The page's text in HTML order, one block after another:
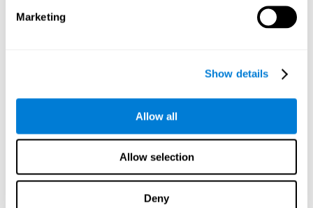
Marketing
Show details
Allow all
Allow selection
Deny
والمراجعة البصريّة، والتسمية
entrenamiento cognitivo y la actividad física combinados
mejoran las capacidades cognitivas más que cada uno por
10.3389/fnagi.2013.00008
Birnboim S, N. Giladi - Basado en un Programa Informático,
Entrenamiento Cognitivo Personalizado versus Juegos de
Ordenador Clásicos: Un Estudio Aleatorizado, Doble Ciego,
2011; 36:91-9.
الذاكرة على المدى القصير، والذاكرة البصريّة، وذاكرة العمل